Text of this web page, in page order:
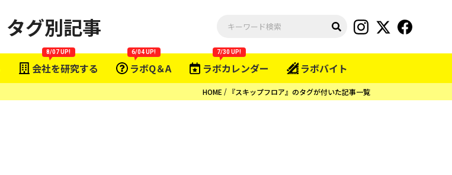
会社を研究する
8/07 UP!
ラボQ＆A
6/04 UP!
ラボカレンダー
7/30 UP!
ラボバイト
タグ別記事
HOME 『スキップフロア』のタグが付いた記事一覧